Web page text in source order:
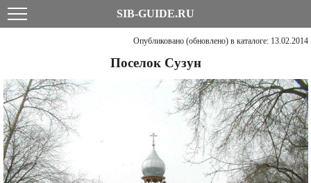
SIB-GUIDE.RU
Опубликовано (обновлено) в каталоге: 13.02.2014
Поселок Сузун